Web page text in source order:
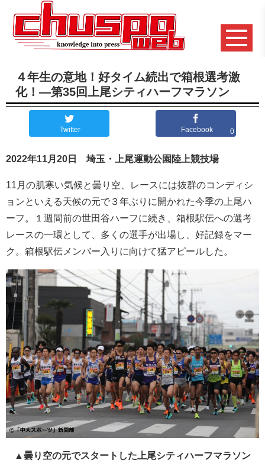
４年生の意地！好タイム続出で箱根選考激
化！―第35回上尾シティハーフマラソン
Twitter Facebook 0
2022年11月20日 埼玉・上尾運動公園陸上競技場
11月の肌寒い気候と曇り空、レースには抜群のコンディシ
ョンといえる天候の元で３年ぶりに開かれた今季の上尾ハ
ーフ。１週間前の世田谷ハーフに続き、箱根駅伝への選考
レースの一環として、多くの選手が出場し、好記録をマー
ク。箱根駅伝メンバー入りに向けて猛アピールした。
▲曇り空の元でスタートした上尾シティハーフマラソン